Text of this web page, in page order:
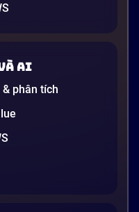
trong đó năng
phí, có khả năng
AI
phân tích